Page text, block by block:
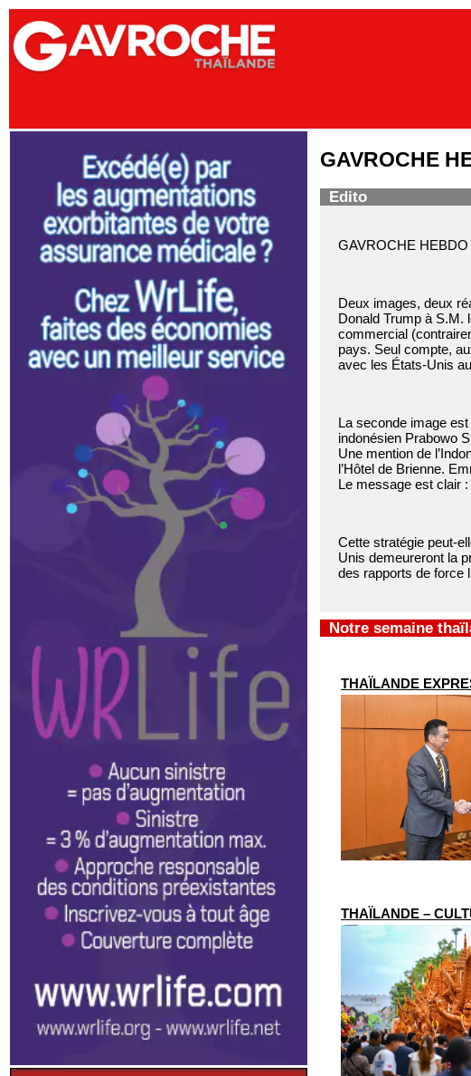
GAVROCHE
Edito
GAVROCHE
Deux images, deux
Donald Trump à S.M.
commercial
pays. Seul compte,
avec les États-Unis
La seconde image
indonésien Prabowo
Une mention de
l’Hôtel de Brienne.
Le message est clair :
Cette stratégie peut-
Unis demeureront la
des rapports de force
Notre semaine
THAÏLANDE
THAÏLANDE –